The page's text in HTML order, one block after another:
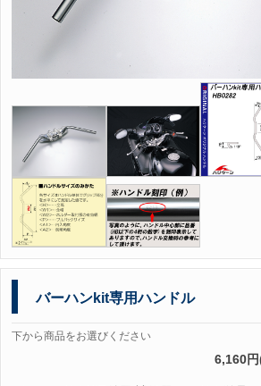
バーハンkit専用ハンドル
下から商品をお選びください
6,160